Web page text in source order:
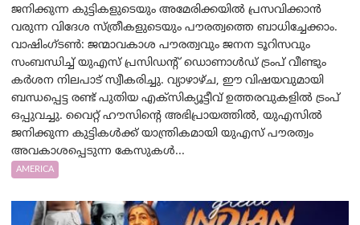
ജനിക്കുന്ന കുട്ടികളുടെയും അമേരിക്കയിൽ പ്രസവിക്കാൻ
വരുന്ന വിദേശ സ്ത്രീകളുടെയും പൗരത്വത്തെ ബാധിച്ചേക്കാം.
വാഷിംഗ്ടണ്‍: ജന്മാവകാശ പൗരത്വവും ജനന ടൂറിസവും
സംബന്ധിച്ച് യുഎസ് പ്രസിഡന്റ് ഡൊണാൾഡ് ട്രംപ് വീണ്ടും
കർശന നിലപാട് സ്വീകരിച്ചു. വ്യാഴാഴ്ച, ഈ വിഷയവുമായി
ബന്ധപ്പെട്ട രണ്ട് പുതിയ എക്സിക്യൂട്ടീവ് ഉത്തരവുകളിൽ ട്രംപ്
ഒപ്പുവച്ചു. വൈറ്റ് ഹൗസിന്റെ അഭിപ്രായത്തിൽ, യുഎസിൽ
ജനിക്കുന്ന കുട്ടികൾക്ക് യാന്ത്രികമായി യുഎസ് പൗരത്വം
അവകാശപ്പെടുന്ന കേസുകൾ...
AMERICA